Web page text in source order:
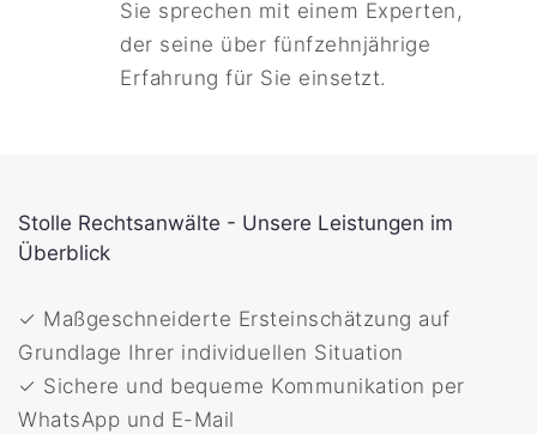
Sie sprechen mit einem Experten,
der seine über fünfzehnjährige
Erfahrung für Sie einsetzt.
Stolle Rechtsanwälte - Unsere Leistungen im
Überblick
✓ Maßgeschneiderte Ersteinschätzung auf
Grundlage Ihrer individuellen Situation
✓ Sichere und bequeme Kommunikation per
WhatsApp und E-Mail